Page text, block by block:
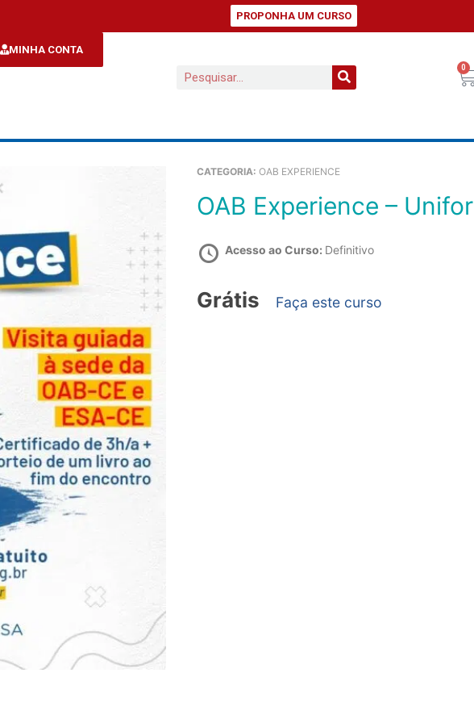
PROPONHA UM CURSO
MINHA CONTA
0
CATEGORIA:OAB EXPERIENCE
OAB Experience – Unifor
Acesso ao Curso: Definitivo
Grátis Faça este curso